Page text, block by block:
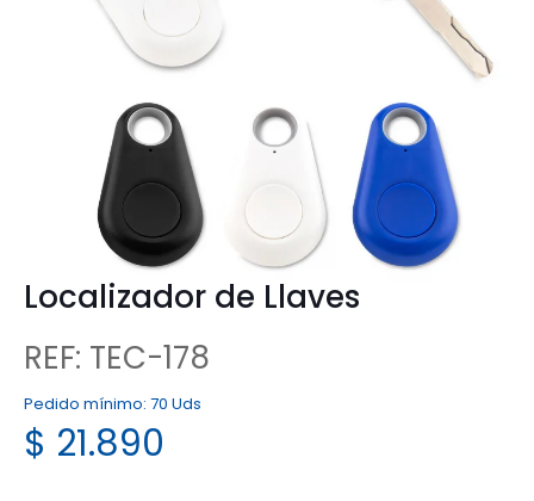
Localizador de Llaves
REF: TEC-178
Pedido mínimo: 70 Uds
$ 21.890